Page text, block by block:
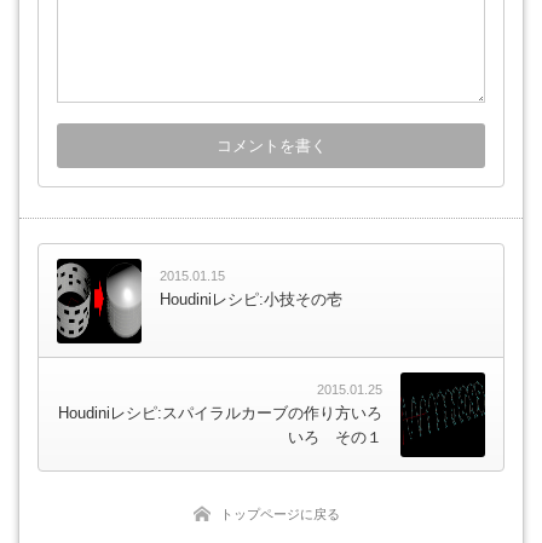
2015.01.15
Houdiniレシピ:小技その壱
2015.01.25
Houdiniレシピ:スパイラルカーブの作り方いろ
いろ その１
トップページに戻る